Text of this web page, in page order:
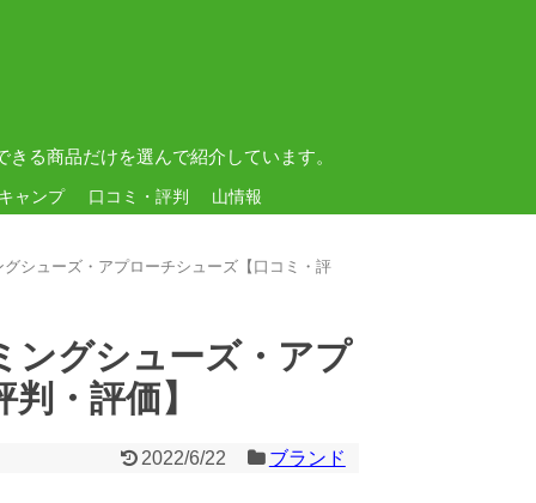
る商品だけを選んで紹介しています。
ャンプ 口コミ・評判 山情報
シューズ・アプローチシューズ【口コミ・評
ングシューズ・アプ
・評価】
2022/6/22 ブランド